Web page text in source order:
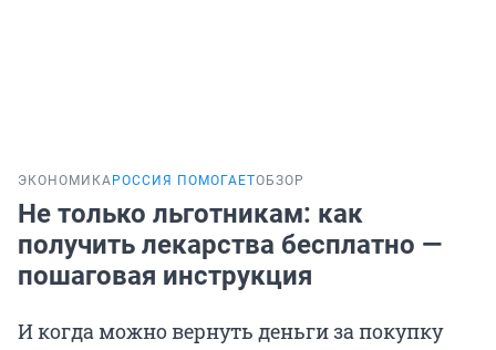
ЭКОНОМИКА РОССИЯ ПОМОГАЕТОБЗОР
Не только льготникам: как
получить лекарства бесплатно —
пошаговая инструкция
И когда можно вернуть деньги за покупку